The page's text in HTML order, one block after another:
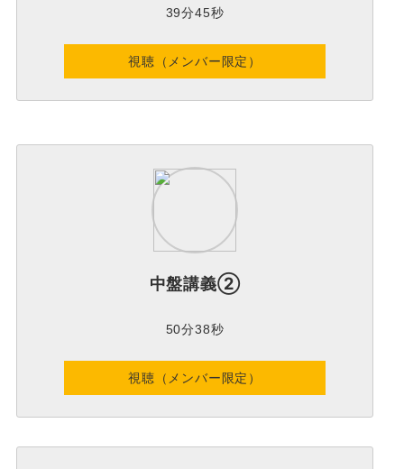
39分45秒
視聴（メンバー限定）
中盤講義②
50分38秒
視聴（メンバー限定）